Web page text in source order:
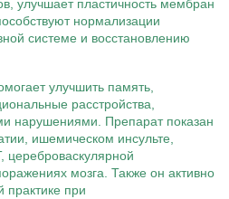
улучшает пластичность мембран
нормализации
системе и восстановлению
улучшить память,
расстройства,
нарушениями. Препарат показан
ишемическом инсульте,
цереброваскулярной
мозга. Также он активно
практике при